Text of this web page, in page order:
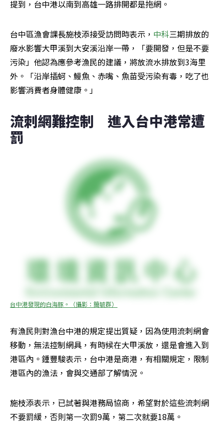
提到，台中港以南到高雄一路排開都是拖網。
台中區漁會課長施枝添接受訪問時表示， 中科三期排放的
廢水影響大甲溪到大安溪沿岸一帶，「要開發，但是不要
污染」他認為應參考漁民的建議，將放流水排放到3海里
外。「沿岸插蚵、鰻魚、赤嘴、魚苗受污染有毒，吃了也
影響消費者身體健康。」
流刺網難控制　進入台中港常遭
罰
台中港發現的白海豚。（攝影：簡毓群）
有漁民則對漁台中港的規定提出質疑，因為使用流刺網會
移動，無法控制網具，有時候在大甲溪放，還是會進入到
港區內。鍾豐駿表示，台中港是商港，有相關規定，限制
港區內的漁法，會與交通部了解情況。
施枝添表示，已試著與港務局協商，希望對於這些流刺網
不要罰緩，否則第一次罰9萬，第二次就要18萬。